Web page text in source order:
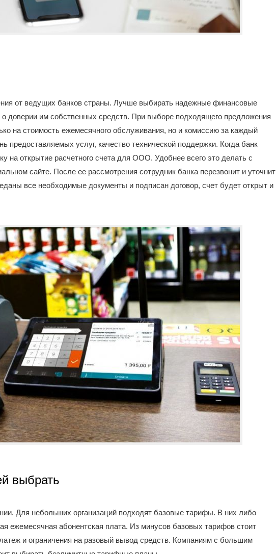
от ведущих банков страны. Лучше выбирать надежные финансовые
о доверии им собственных средств. При выборе подходящего предложения
на стоимость ежемесячного обслуживания, но и комиссию за каждый
предоставляемых услуг, качество технической поддержки. Когда банк
на открытие расчетного счета для ООО. Удобнее всего это делать с
сайте. После ее рассмотрения сотрудник банка перезвонит и уточнит
все необходимые документы и подписан договор, счет будет открыт и
выбрать
Для небольших организаций подходят базовые тарифы. В них либо
ежемесячная абонентская плата. Из минусов базовых тарифов стоит
и ограничения на разовый вывод средств. Компаниям с большим